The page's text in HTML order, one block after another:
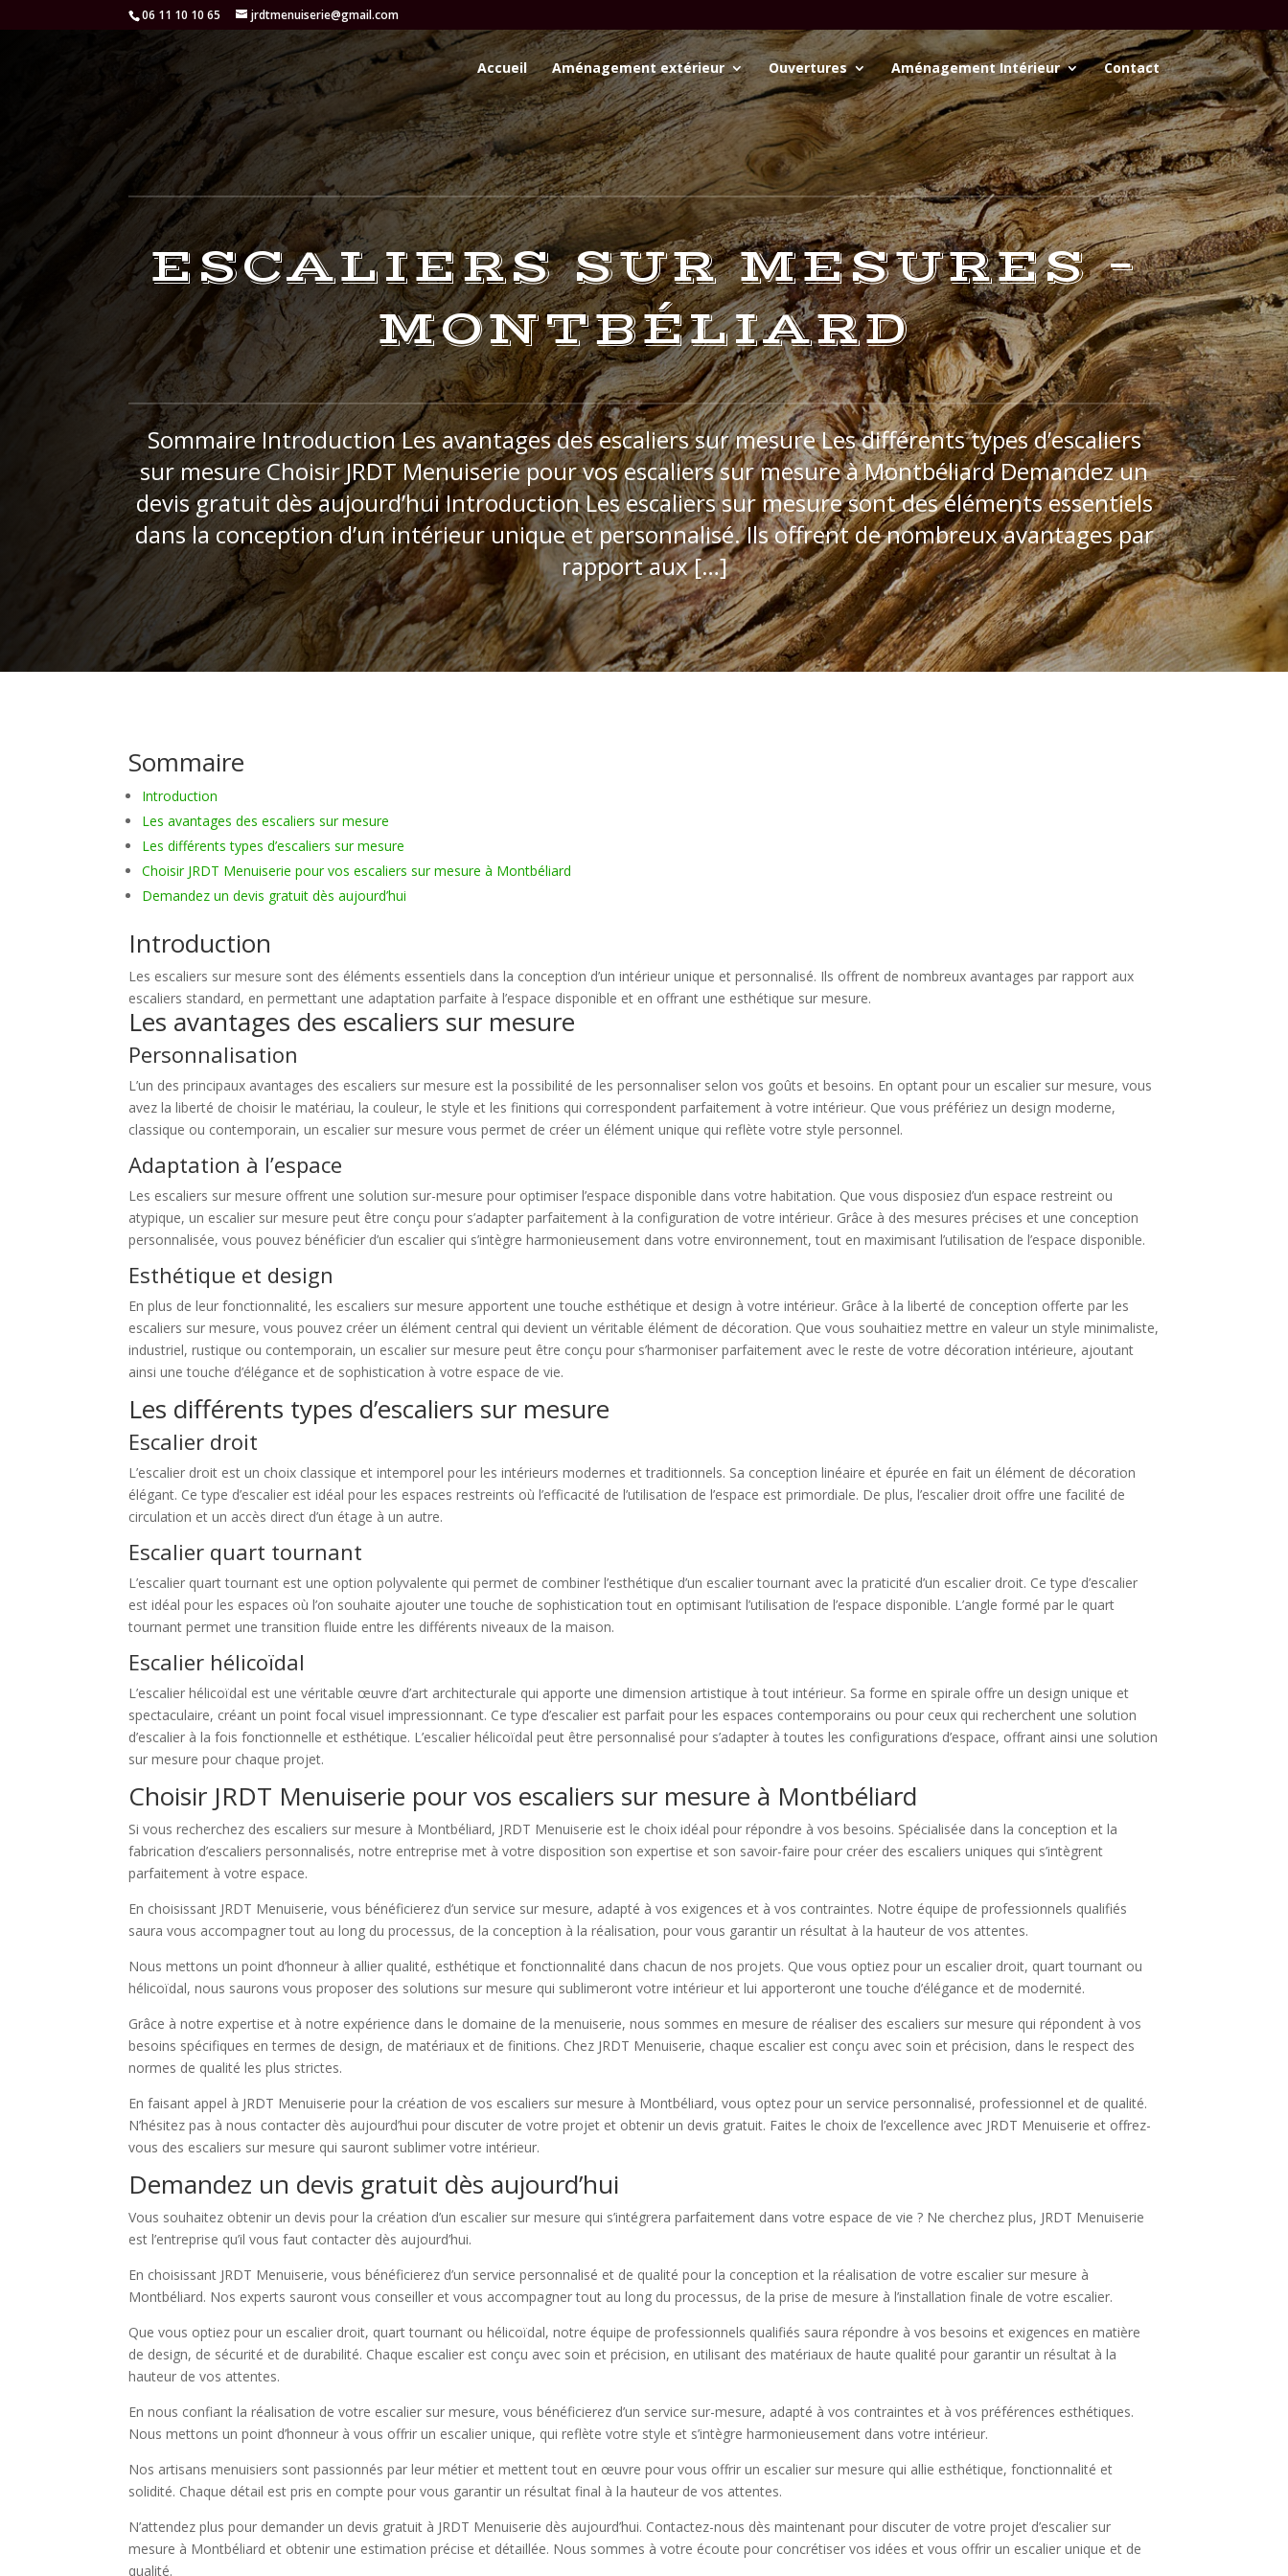
06 11 10 10 65 jrdtmenuiserie@gmail.com
Accueil Aménagement extérieur Ouvertures Aménagement Intérieur Contact
ESCALIERS SUR MESURES –
MONTBÉLIARD
Sommaire Introduction Les avantages des escaliers sur mesure Les différents types d’escaliers
sur mesure Choisir JRDT Menuiserie pour vos escaliers sur mesure à Montbéliard Demandez un
devis gratuit dès aujourd’hui Introduction Les escaliers sur mesure sont des éléments essentiels
dans la conception d’un intérieur unique et personnalisé. Ils offrent de nombreux avantages par
rapport aux […]
Sommaire
Introduction
Les avantages des escaliers sur mesure
Les différents types d’escaliers sur mesure
Choisir JRDT Menuiserie pour vos escaliers sur mesure à Montbéliard
Demandez un devis gratuit dès aujourd’hui
Introduction
Les escaliers sur mesure sont des éléments essentiels dans la conception d’un intérieur unique et personnalisé. Ils offrent de nombreux avantages par rapport aux
escaliers standard, en permettant une adaptation parfaite à l’espace disponible et en offrant une esthétique sur mesure.
Les avantages des escaliers sur mesure
Personnalisation
L’un des principaux avantages des escaliers sur mesure est la possibilité de les personnaliser selon vos goûts et besoins. En optant pour un escalier sur mesure, vous
avez la liberté de choisir le matériau, la couleur, le style et les finitions qui correspondent parfaitement à votre intérieur. Que vous préfériez un design moderne,
classique ou contemporain, un escalier sur mesure vous permet de créer un élément unique qui reflète votre style personnel.
Adaptation à l’espace
Les escaliers sur mesure offrent une solution sur-mesure pour optimiser l’espace disponible dans votre habitation. Que vous disposiez d’un espace restreint ou
atypique, un escalier sur mesure peut être conçu pour s’adapter parfaitement à la configuration de votre intérieur. Grâce à des mesures précises et une conception
personnalisée, vous pouvez bénéficier d’un escalier qui s’intègre harmonieusement dans votre environnement, tout en maximisant l’utilisation de l’espace disponible.
Esthétique et design
En plus de leur fonctionnalité, les escaliers sur mesure apportent une touche esthétique et design à votre intérieur. Grâce à la liberté de conception offerte par les
escaliers sur mesure, vous pouvez créer un élément central qui devient un véritable élément de décoration. Que vous souhaitiez mettre en valeur un style minimaliste,
industriel, rustique ou contemporain, un escalier sur mesure peut être conçu pour s’harmoniser parfaitement avec le reste de votre décoration intérieure, ajoutant
ainsi une touche d’élégance et de sophistication à votre espace de vie.
Les différents types d’escaliers sur mesure
Escalier droit
L’escalier droit est un choix classique et intemporel pour les intérieurs modernes et traditionnels. Sa conception linéaire et épurée en fait un élément de décoration
élégant. Ce type d’escalier est idéal pour les espaces restreints où l’efficacité de l’utilisation de l’espace est primordiale. De plus, l’escalier droit offre une facilité de
circulation et un accès direct d’un étage à un autre.
Escalier quart tournant
L’escalier quart tournant est une option polyvalente qui permet de combiner l’esthétique d’un escalier tournant avec la praticité d’un escalier droit. Ce type d’escalier
est idéal pour les espaces où l’on souhaite ajouter une touche de sophistication tout en optimisant l’utilisation de l’espace disponible. L’angle formé par le quart
tournant permet une transition fluide entre les différents niveaux de la maison.
Escalier hélicoïdal
L’escalier hélicoïdal est une véritable œuvre d’art architecturale qui apporte une dimension artistique à tout intérieur. Sa forme en spirale offre un design unique et
spectaculaire, créant un point focal visuel impressionnant. Ce type d’escalier est parfait pour les espaces contemporains ou pour ceux qui recherchent une solution
d’escalier à la fois fonctionnelle et esthétique. L’escalier hélicoïdal peut être personnalisé pour s’adapter à toutes les configurations d’espace, offrant ainsi une solution
sur mesure pour chaque projet.
Choisir JRDT Menuiserie pour vos escaliers sur mesure à Montbéliard
Si vous recherchez des escaliers sur mesure à Montbéliard, JRDT Menuiserie est le choix idéal pour répondre à vos besoins. Spécialisée dans la conception et la
fabrication d’escaliers personnalisés, notre entreprise met à votre disposition son expertise et son savoir-faire pour créer des escaliers uniques qui s’intègrent
parfaitement à votre espace.
En choisissant JRDT Menuiserie, vous bénéficierez d’un service sur mesure, adapté à vos exigences et à vos contraintes. Notre équipe de professionnels qualifiés
saura vous accompagner tout au long du processus, de la conception à la réalisation, pour vous garantir un résultat à la hauteur de vos attentes.
Nous mettons un point d’honneur à allier qualité, esthétique et fonctionnalité dans chacun de nos projets. Que vous optiez pour un escalier droit, quart tournant ou
hélicoïdal, nous saurons vous proposer des solutions sur mesure qui sublimeront votre intérieur et lui apporteront une touche d’élégance et de modernité.
Grâce à notre expertise et à notre expérience dans le domaine de la menuiserie, nous sommes en mesure de réaliser des escaliers sur mesure qui répondent à vos
besoins spécifiques en termes de design, de matériaux et de finitions. Chez JRDT Menuiserie, chaque escalier est conçu avec soin et précision, dans le respect des
normes de qualité les plus strictes.
En faisant appel à JRDT Menuiserie pour la création de vos escaliers sur mesure à Montbéliard, vous optez pour un service personnalisé, professionnel et de qualité.
N’hésitez pas à nous contacter dès aujourd’hui pour discuter de votre projet et obtenir un devis gratuit. Faites le choix de l’excellence avec JRDT Menuiserie et offrez-
vous des escaliers sur mesure qui sauront sublimer votre intérieur.
Demandez un devis gratuit dès aujourd’hui
Vous souhaitez obtenir un devis pour la création d’un escalier sur mesure qui s’intégrera parfaitement dans votre espace de vie ? Ne cherchez plus, JRDT Menuiserie
est l’entreprise qu’il vous faut contacter dès aujourd’hui.
En choisissant JRDT Menuiserie, vous bénéficierez d’un service personnalisé et de qualité pour la conception et la réalisation de votre escalier sur mesure à
Montbéliard. Nos experts sauront vous conseiller et vous accompagner tout au long du processus, de la prise de mesure à l’installation finale de votre escalier.
Que vous optiez pour un escalier droit, quart tournant ou hélicoïdal, notre équipe de professionnels qualifiés saura répondre à vos besoins et exigences en matière
de design, de sécurité et de durabilité. Chaque escalier est conçu avec soin et précision, en utilisant des matériaux de haute qualité pour garantir un résultat à la
hauteur de vos attentes.
En nous confiant la réalisation de votre escalier sur mesure, vous bénéficierez d’un service sur-mesure, adapté à vos contraintes et à vos préférences esthétiques.
Nous mettons un point d’honneur à vous offrir un escalier unique, qui reflète votre style et s’intègre harmonieusement dans votre intérieur.
Nos artisans menuisiers sont passionnés par leur métier et mettent tout en œuvre pour vous offrir un escalier sur mesure qui allie esthétique, fonctionnalité et
solidité. Chaque détail est pris en compte pour vous garantir un résultat final à la hauteur de vos attentes.
N’attendez plus pour demander un devis gratuit à JRDT Menuiserie dès aujourd’hui. Contactez-nous dès maintenant pour discuter de votre projet d’escalier sur
mesure à Montbéliard et obtenir une estimation précise et détaillée. Nous sommes à votre écoute pour concrétiser vos idées et vous offrir un escalier unique et de
qualité.